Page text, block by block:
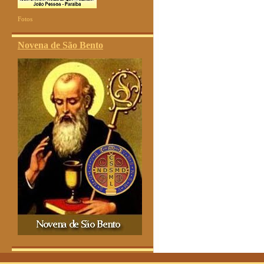
Fotos
Novena de São Bento